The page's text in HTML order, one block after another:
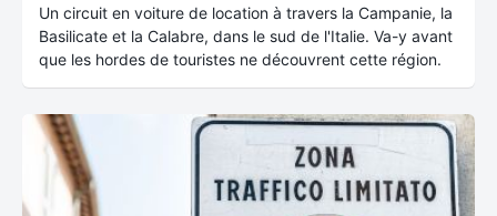
Un circuit en voiture de location à travers la Campanie, la
Basilicate et la Calabre, dans le sud de l'Italie. Va-y avant
que les hordes de touristes ne découvrent cette région.